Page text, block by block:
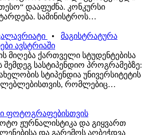
დააფუძნა. კონკურსი
სამინისტროს
მიზანია ქართული
ხელშეწყობა; ქვეყანაში
მხარდაჭერა; ხელოვანთა
• მაგისტრატურა
ავსტრიაში
მიღება ქართველი სტუდენტებისა
შემდეგ სასტიპენდიო პროგრამებზე:
სტიპენდია უნივერსიტეტის
რომლებიც
ლიტერატურას ასწავლიან.
ჰუმანიტარული მეცნიერებების,
ფოტოგრაფებისთვის
ჟურნალისტიკა და გიყვართ
და გარემოს აღბეჭდვა